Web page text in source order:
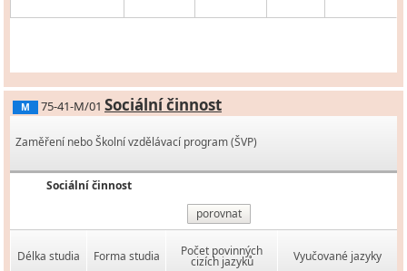
M 75-41-M/01 Sociální činnost
Zaměření nebo Školní vzdělávací program (ŠVP)
Sociální činnost
porovnat
Délka studia Forma studia Počet povinných
cizích jazyků Vyučované jazyky